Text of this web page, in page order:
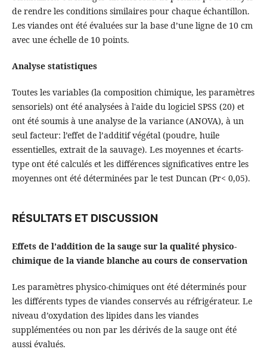
de rendre les conditions similaires pour chaque échantillon.
Les viandes ont été évaluées sur la base d’une ligne de 10 cm
avec une échelle de 10 points.
Analyse statistiques
Toutes les variables (la composition chimique, les paramètres
sensoriels) ont été analysées à l'aide du logiciel SPSS (20) et
ont été soumis à une analyse de la variance (ANOVA), à un
seul facteur: l’effet de l’additif végétal (poudre, huile
essentielles, extrait de la sauvage). Les moyennes et écarts-
type ont été calculés et les différences significatives entre les
moyennes ont été déterminées par le test Duncan (Pr< 0,05).
RÉSULTATS ET DISCUSSION
Effets de l’addition de la sauge sur la qualité physico-
chimique de la viande blanche au cours de conservation
Les paramètres physico-chimiques ont été déterminés pour
les différents types de viandes conservés au réfrigérateur. Le
niveau d’oxydation des lipides dans les viandes
supplémentées ou non par les dérivés de la sauge ont été
aussi évalués.